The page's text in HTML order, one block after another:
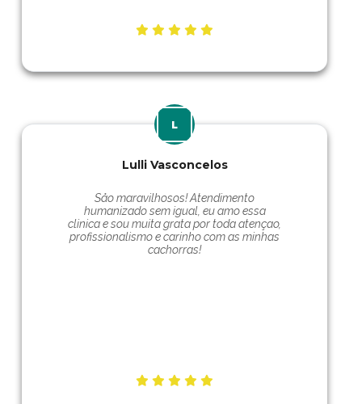
Lulli Vasconcelos
Såo maravilhosos! Atendimento
humanizado sem igual, eu amo essa
clinica e sou muita grata por toda atençao,
profissionalismo e carinho com as minhas
cachorras!